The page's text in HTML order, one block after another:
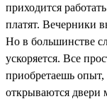
приходится
платят. Вечерники
Но в большинстве
ускоряется. Все
приобретаешь опыт,
открываются двери